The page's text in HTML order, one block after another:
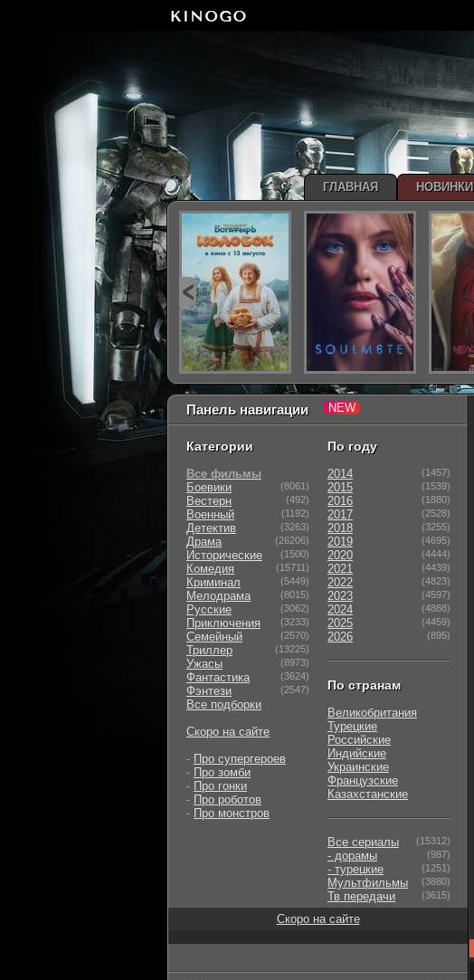
Панель навигации
Категории
Все фильмы
Боевики
(8061)
Вестерн (492)
Военный (1192)
Детектив (3263)
Драма (26206)
Исторические (1500)
Комедия (15711)
Криминал (5449)
Мелодрама (8015)
Русские (3062)
Приключения (3233)
Семейный (2570)
Триллер (13225)
Ужасы (8973)
Фантастика (3624)
Фэнтези (2547)
Все подборки
Скоро на сайте
- Про супергероев
- Про зомби
- Про гонки
- Про роботов
- Про монстров
По году
2014 (1457)
2015 (1539)
2016 (1880)
2017 (2528)
2018 (3255)
2019 (4695)
2020 (4444)
2021 (4439)
2022 (4823)
2023 (4597)
2024 (4888)
2025 (4459)
2026 (895)
По странам
Великобритания
Турецкие
Российские
Индийские
Украинские
Французские
Казахстанские
Все сериалы (15312)
- дорамы (987)
- турецкие (1251)
Мультфильмы (3880)
Тв передачи (3615)
Скоро на сайте
ГЛАВНАЯ НОВИНКИ